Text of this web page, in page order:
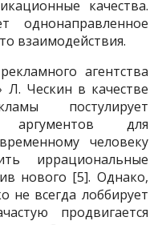
качества.
одно­направленное
взаимодействия.
агентства
Л. Ческин в качестве
постулирует
для
человеку
иррациональные
нового [5]. Однако,
не всегда лоббирует
продвигается